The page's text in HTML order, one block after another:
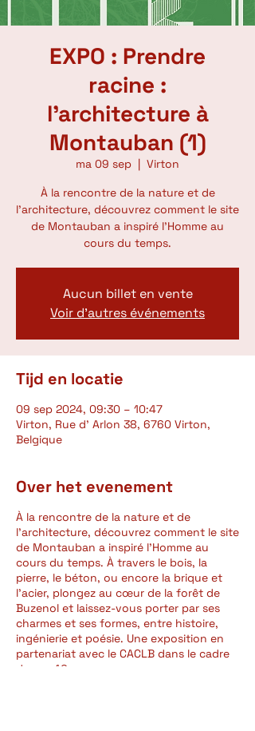
EXPO : Prendre
racine :
l'architecture à
Montauban (1)
ma 09 sep
  |
Virton
À la rencontre de la nature et de
l’architecture, découvrez comment le site
de Montauban a inspiré l’Homme au
cours du temps.
Aucun billet en vente
Voir d'autres événements
Tijd en locatie
09 sep 2024, 09:30 – 10:47
Virton, Rue d' Arlon 38, 6760 Virton,
Belgique
Over het evenement
À la rencontre de la nature et de
l’architecture, découvrez comment le site
de Montauban a inspiré l’Homme au
cours du temps. À travers le bois, la
pierre, le béton, ou encore la brique et
l’acier, plongez au cœur de la forêt de
Buzenol et laissez-vous porter par ses
charmes et ses formes, entre histoire,
ingénierie et poésie. Une exposition en
partenariat avec le CACLB dans le cadre
de ses 40 ans, avec une œuvre